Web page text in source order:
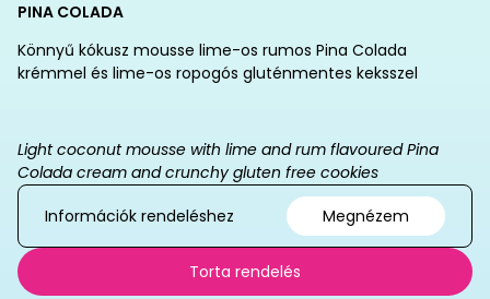
PINA COLADA
Könnyű kókusz mousse lime-os rumos Pina Colada
krémmel és lime-os ropogós gluténmentes keksszel
Light coconut mousse with lime and rum flavoured Pina
Colada cream and crunchy gluten free cookies
Információk rendeléshez
Megnézem
Torta rendelés